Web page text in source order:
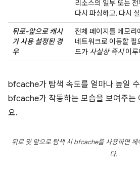
리소스의 일부 또는
다시 파싱하고, 다시
뒤로-앞으로 캐시
가 사용 설정된 경
우
전체 페이지를 메모리
네트워크로 이동할 필
드가 사실상 즉시이루
bfcache가 탐색 속도를 얼마나 높일
bfcache가 작동하는 모습을 보여주는
요.
뒤로 및 앞으로 탐색 시 bfcache를 사용하면 페
다.